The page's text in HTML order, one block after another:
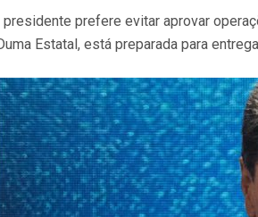
prefere evitar aprovar
Estatal, está preparada para